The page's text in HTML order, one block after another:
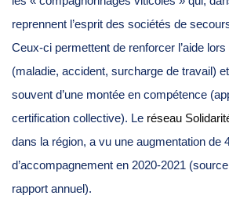
reprennent l’esprit des sociétés de
Ceux-ci permettent de renforcer l’aide
(maladie, accident, surcharge de travail)
souvent d’une montée en compétence
certification collective). Le réseau
dans la région, a vu une augmentation de
d’accompagnement en 2020-2021
rapport annuel).